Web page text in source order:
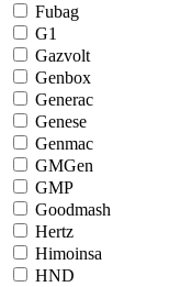
Fubag
G1
Gazvolt
Genbox
Generac
Genese
Genmac
GMGen
GMP
Goodmash
Hertz
Himoinsa
HND